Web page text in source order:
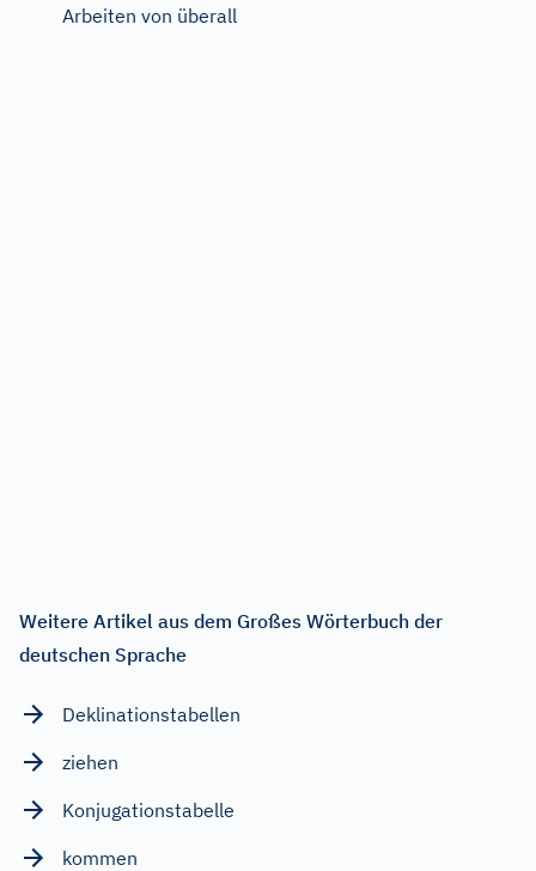
Arbeiten von überall
Weitere Artikel aus dem Großes Wörterbuch der
deutschen Sprache
Deklinationstabellen
ziehen
Konjugationstabelle
kommen